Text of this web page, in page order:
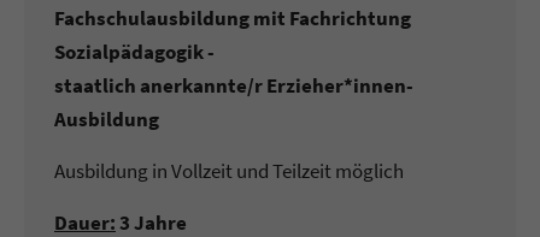
Fachschulausbildung mit Fachrichtung
Sozialpädagogik -
staatlich anerkannte/r Erzieher*innen-
Ausbildung
Ausbildung in Vollzeit und Teilzeit möglich
Dauer:3 Jahre